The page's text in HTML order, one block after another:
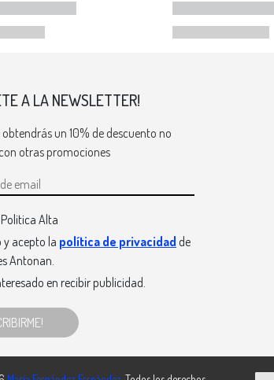
A LA NEWSLETTER!
un 10% de descuento no
otras promociones
Alta
y acepto la política de privacidad de
Antonan.
en recibir publicidad.